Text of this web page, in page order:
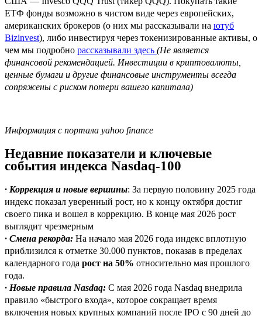
ЕТФ фонды возможно в чистом виде через европейских,
американских брокеров (o них мы рассказывали на ютуб
Bizinvest), либо инвестируя через токенизированные активы, о
чем мы подробно рассказывали здесь (Не является
финансовой рекомендацией. Инвестиции в криптовалюты,
ценные бумаги и другие финансовые инструменты всегда
сопряжены с риском потери вашего капитала)
Информация с портала yahoo finance
Недавние показатели и ключевые
события индекса Nasdaq-100
· Коррекция и новые вершины: За первую половину 2025 года
индекс показал уверенный рост, но к концу октября достиг
своего пика и вошел в коррекцию. В конце мая 2026 рост
выглядит чрезмерным
· Смена рекорда: На начало мая 2026 года индекс вплотную
приблизился к отметке 30.000 пунктов, показав в пределах
календарного года рост на 50% относительно мая прошлого
года.
· Новые правила Nasdaq: С мая 2026 года Nasdaq внедрила
правило «быстрого входа», которое сокращает время
включения новых крупных компаний после IPO с 90 дней до